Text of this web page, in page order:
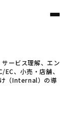
ービス理解、エン
、小売・店舗、
（Internal）の導